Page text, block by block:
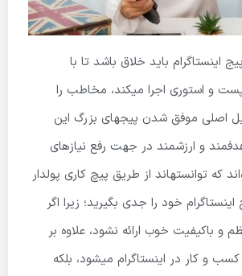
اینستاگرام باید خلاق باشد تا با
و استوری اجرا میکند، مخاطب را
اصلی موفق شدن پیج­های بزرگ این
و ارزشمند در جهت رفع نیازهای
که توانسته­اند از طریق پیچ کاری پولدار
خود را جدی بگیرید؛ زیرا اگر
و باکیفیت خوب ارائه نشود، علاوه بر
و کار در اینستاگرام میشود، بلکه